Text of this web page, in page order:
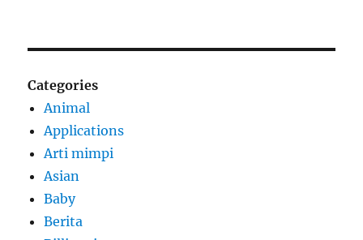
Categories
Animal
Applications
Arti mimpi
Asian
Baby
Berita